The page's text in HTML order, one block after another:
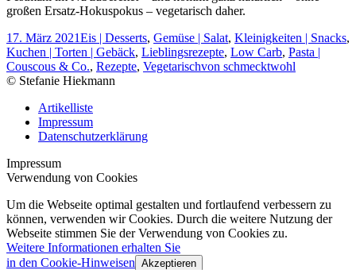
großen Ersatz-Hokuspokus – vegetarisch daher.
17. März 2021Eis | Desserts, Gemüse | Salat, Kleinigkeiten | Snacks,
Kuchen | Torten | Gebäck, Lieblingsrezepte, Low Carb, Pasta |
Couscous & Co., Rezepte, Vegetarischvon schmecktwohl
© Stefanie Hiekmann
Artikelliste
Impressum
Datenschutzerklärung
Impressum
Verwendung von Cookies
Um die Webseite optimal gestalten und fortlaufend verbessern zu
können, verwenden wir Cookies. Durch die weitere Nutzung der
Webseite stimmen Sie der Verwendung von Cookies zu.
Weitere Informationen erhalten Sie
in den Cookie-Hinweisen Akzeptieren